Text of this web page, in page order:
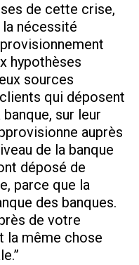
de cette crise,
la nécessité
hypothèses
sources
qui déposent
sur leur
auprès
de la banque
déposé de
parce que la
des banques.
de votre
la même chose